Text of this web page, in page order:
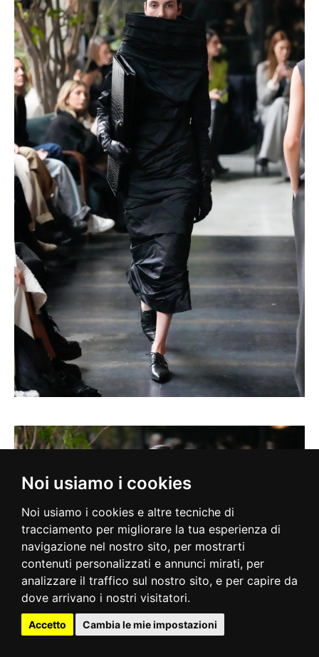
Noi usiamo i cookies
Noi usiamo i cookies e altre tecniche di
tracciamento per migliorare la tua esperienza di
navigazione nel nostro sito, per mostrarti
contenuti personalizzati e annunci mirati, per
analizzare il traffico sul nostro sito, e per capire da
dove arrivano i nostri visitatori.
Accetto Cambia le mie impostazioni